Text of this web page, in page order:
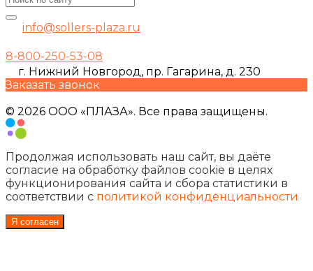
info@sollers-plaza.ru
8-800-250-53-08
г. Нижний Новгород, пр. Гагарина, д. 230
Заказать звонок
© 2026 ООО «ПЛАЗА». Все права защищены.
Продолжая использовать наш сайт, вы даёте
согласие на обработку файлов cookie в целях
функционирования сайта и сбора статистики в
соответствии с политикой конфиденциальности
Я согласен